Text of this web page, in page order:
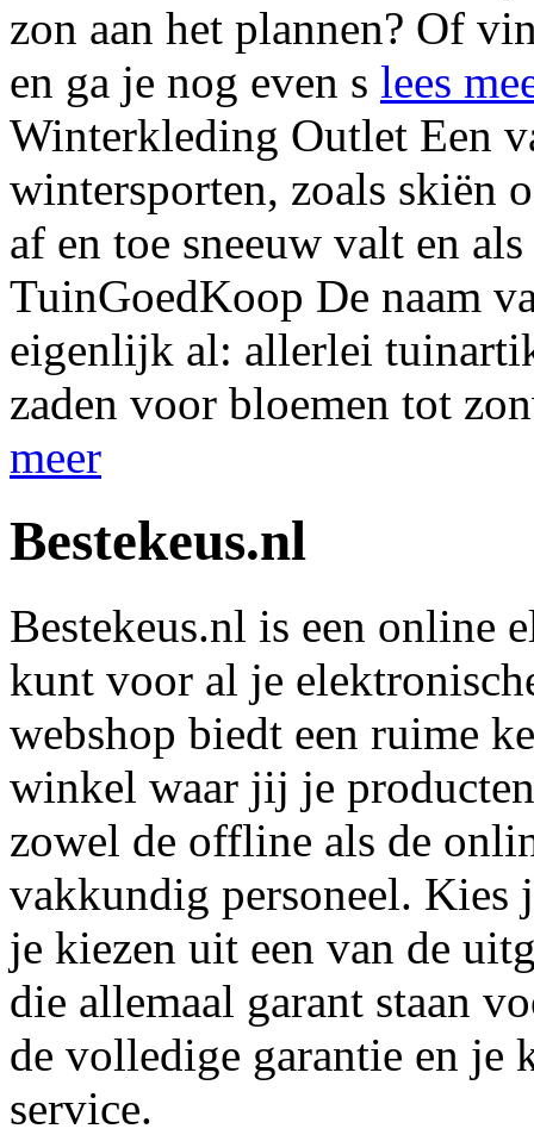
zon aan het plannen? Of
en ga je nog even s lees
Winterkleding Outlet Een
wintersporten, zoals skiën
af en toe sneeuw valt en
TuinGoedKoop De naam
eigenlijk al: allerlei
zaden voor bloemen tot
meer
Bestekeus.nl
Bestekeus.nl is een online
kunt voor al je
webshop biedt een ruime
winkel waar jij je
zowel de offline als de
vakkundig personeel. Kies
je kiezen uit een van de
die allemaal garant staan
de volledige garantie en je
service.